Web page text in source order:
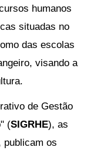
humanos
situadas no
das escolas
visando a
de Gestão
(SIGRHE), as
publicam os